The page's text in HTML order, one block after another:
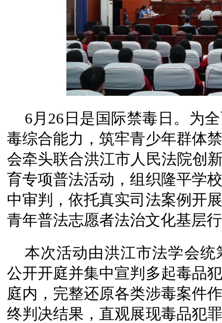
6月26日是国际禁毒日。 为
毒综合能力，筑牢青少年群体
会牵头联合洪江市人民法院创
育专项普法活动，组织隆平学
中审判，依托真实司法案例开
青年普法志愿者法治文化基层
本次活动由洪江市法学会
公开开庭并集中宣判多起毒品
庭内，完整还原各类涉毒案件
终判决结果，直观展现毒品犯